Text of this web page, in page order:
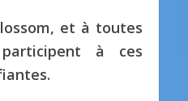
et à toutes
à ces